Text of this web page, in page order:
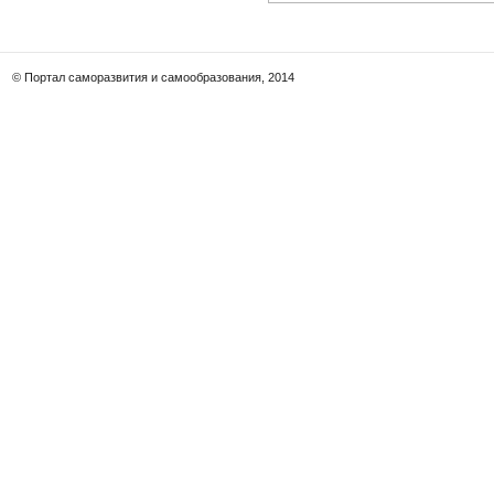
© Портал саморазвития и самообразования, 2014